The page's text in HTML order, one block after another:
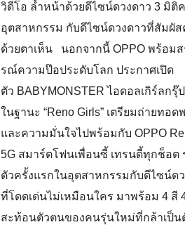
วิดีโอ ล้ำหน้าด้วยดีไซน์ดวงดาว 3 มิติ
อุตสาหกรรม กับดีไซน์ดวงดาวที่สัมผัส
ด้วยตาเห็น นอกจากนี้ OPPO พร้อมส
รณ์ความป๊อประดับโลก ประกาศเปิด
ตัว BABYMONSTER ไอดอลเกิร์ลก
ในฐานะ “Reno Girls” เตรียมถ่ายทอ
และความมั่นใจไปพร้อมกับ OPPO
5G สมาร์ตโฟนเพื่อนซี้ เทรนดี้ทุกช็อต
ตัวครั้งแรกในอุตสาหกรรมกับดีไซน์ด
ที่โดดเด่นไม่เหมือนใคร มาพร้อม 4 สี
สะท้อนตัวตนของคนรุ่นใหม่ที่กล้าเป็น